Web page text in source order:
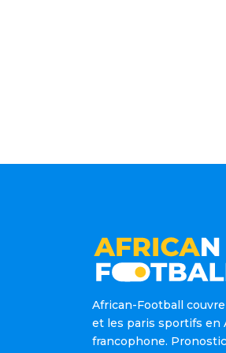
African-Football couvre
et les paris sportifs en
francophone.